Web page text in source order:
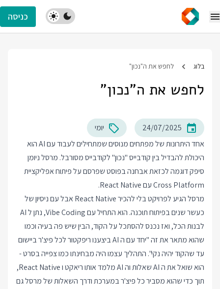
כניסה
בלוג לחפש את ה"נכון"
לחפש את ה"נכון"
24/07/2025
יומי
אחד היתרונות של מפתחים מנוסים שמתחילים לעבוד עם AI הוא
היכולת להבדיל בין קודבייס "נכון" לקודבייס מסורבל. מרסל ניומן
סיפק דוגמה לכזאת אבחנהבפוסטשפרסם על פיתוח אפליקציית
Cross Platform עם React Native.
מרסל הגיע לפרויקט בלי להכיר React Native אבל עם ניסיון של
כעשר שנים בפיתוח תוכנה. הוא התחיל עם Vibe Coding, נתן ל AI
לבנות הכל, ואז נכנס להסתכל על הקוד, הבין שיש פה בעיה וכמו
שהוא מתאר את זה "יחד עם ה AI ביצענו ריפקטור לכל פיצ'ר ביישום
עד שהקוד יהיה נקי". התהליך עצמו היה מבחינתו כמו צפייה בסרט -
הוא שואל את ה AI שאלות וה AI מלמד אותו ריאקט ו React Native,
תוך כדי שהוא מסביר כל פיצ'ר במערכת ודרך השאלות של מרסל גם